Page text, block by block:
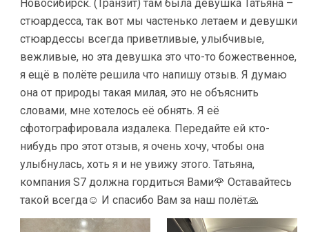
Новосибирск. (Транзит) там была девушка Татьяна –
стюардесса, так вот мы частенько летаем и девушки
стюардессы всегда приветливые, улыбчивые,
вежливые, но эта девушка это что-то божественное,
я ещё в полёте решила что напишу отзыв. Я думаю
она от природы такая милая, это не объяснить
словами, мне хотелось её обнять. Я её
сфотографировала издалека. Передайте ей кто-
нибудь про этот отзыв, я очень хочу, чтобы она
улыбнулась, хоть я и не увижу этого. Татьяна,
компания S7 должна гордиться Вами🌹 Оставайтесь
такой всегда☺️ И спасибо Вам за наш полёт🙏